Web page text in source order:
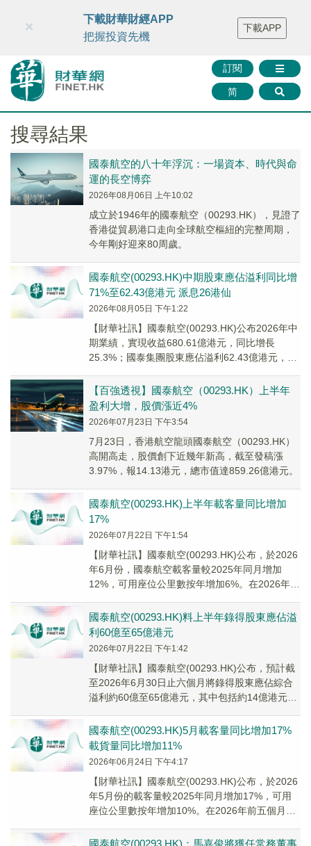
財華智庫網 FINTV FINMETA 財華證券 媒體矩陣
智庫沙龍
聯絡我們
訂閱
简
×
下載財華財經APP
把握投資先機
下載APP
搜尋結果
國泰航空的八十年浮沉：一場資本、時代與命
運的長空博弈
2026年08月06日 上午10:02
成立於1946年的國泰航空（00293.HK），見證了
香港從貿易港口走向全球航空樞紐的完整周期，
今年剛好迎來80周歲。
國泰航空(00293.HK)中期股東應佔溢利同比增
71%至62.43億港元 派息26港仙
2026年08月05日 下午1:22
【財華社訊】國泰航空(00293.HK)公布2026年中
期業績，實現收益680.61億港元，同比增長
25.3%；國泰集團股東應佔溢利62.43億港元，同
【百強透視】國泰航空（00293.HK）上半年
盈利大增，股價漲近4%
2026年07月23日 下午3:54
7月23日，香港航空龍頭國泰航空（00293.HK）
高開高走，股價創下近幾年新高，截至發稿漲
3.97%，報14.13港元，總市值達859.26億港元。
國泰航空(00293.HK)上半年載客量同比增加
17%
2026年07月22日 下午1:54
【財華社訊】國泰航空(00293.HK)公布，於2026
年6月份，國泰航空載客量較2025年同月增加
12%，可用座位公里數按年增加6%。在2026年首
國泰航空(00293.HK)料上半年錄得股東應佔溢
利60億至65億港元
2026年07月22日 下午1:42
【財華社訊】國泰航空(00293.HK)公布，預計截
至2026年6月30日止六個月將錄得股東應佔綜合
溢利約60億至65億港元，其中包括約14億港元來
國泰航空(00293.HK)5月載客量同比增加17%
載貨量同比增加11%
2026年06月24日 下午4:17
【財華社訊】國泰航空(00293.HK)公布，於2026
年5月份的載客量較2025年同月增加17%，可用
座位公里數按年增加10%。在2026年前五個月，
國泰航空(00293.HK)：馬嘉俊將獲任常務董事